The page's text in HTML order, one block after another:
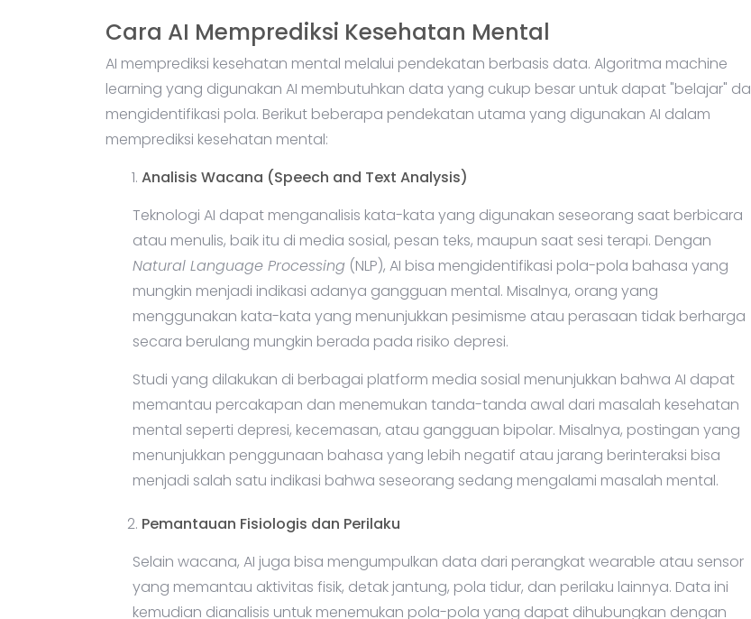
Cara AI Memprediksi Kesehatan Mental
AI memprediksi kesehatan mental melalui pendekatan berbasis data. Algoritma machine
learning yang digunakan AI membutuhkan data yang cukup besar untuk dapat "belajar" dan
mengidentifikasi pola. Berikut beberapa pendekatan utama yang digunakan AI dalam
Teknologi AI dapat menganalisis kata-kata yang digunakan seseorang saat berbicara
atau menulis, baik itu di media sosial, pesan teks, maupun saat sesi terapi. Dengan
Natural Language Processing(NLP), AI bisa mengidentifikasi pola-pola bahasa yang
mungkin menjadi indikasi adanya gangguan mental. Misalnya, orang yang
menggunakan kata-kata yang menunjukkan pesimisme atau perasaan tidak berharga
Studi yang dilakukan di berbagai platform media sosial menunjukkan bahwa AI dapat
memantau percakapan dan menemukan tanda-tanda awal dari masalah kesehatan
mental seperti depresi, kecemasan, atau gangguan bipolar. Misalnya, postingan yang
menunjukkan penggunaan bahasa yang lebih negatif atau jarang berinteraksi bisa
Selain wacana, AI juga bisa mengumpulkan data dari perangkat wearable atau sensor
yang memantau aktivitas fisik, detak jantung, pola tidur, dan perilaku lainnya. Data ini